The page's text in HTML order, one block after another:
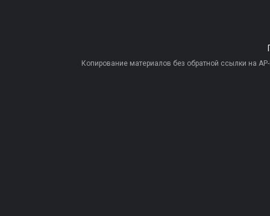
Копирование материалов без обратной ссылки на